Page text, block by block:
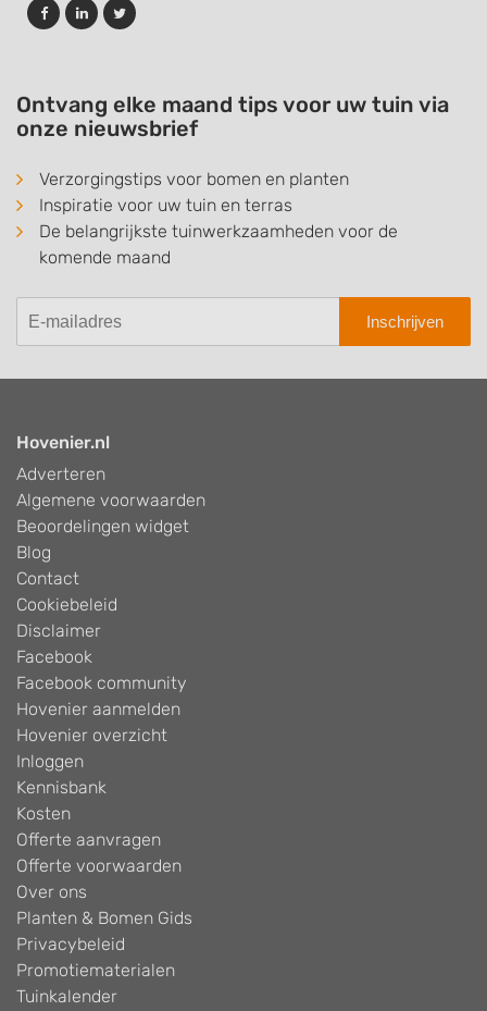
Ontvang elke maand tips voor uw tuin via
onze nieuwsbrief
Verzorgingstips voor bomen en planten
Inspiratie voor uw tuin en terras
De belangrijkste tuinwerkzaamheden voor de
komende maand
Inschrijven
Hovenier.nl
Adverteren
Algemene voorwaarden
Beoordelingen widget
Blog
Contact
Cookiebeleid
Disclaimer
Facebook
Facebook community
Hovenier aanmelden
Hovenier overzicht
Inloggen
Kennisbank
Kosten
Offerte aanvragen
Offerte voorwaarden
Over ons
Planten & Bomen Gids
Privacybeleid
Promotiematerialen
Tuinkalender